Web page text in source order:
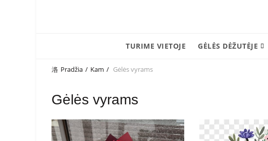
TURIME VIETOJE GĖLĖS DĖŽUTĖJE
Pradžia Kam Gėlės vyrams
Gėlės vyrams